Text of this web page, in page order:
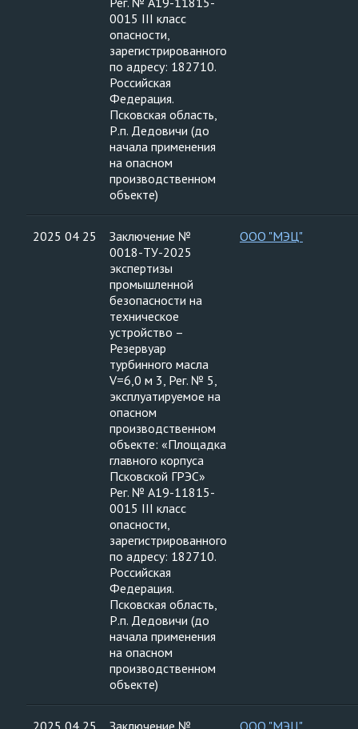
0015 III класс
опасности,
зарегистрированного
по адресу: 182710.
Российская
Федерация.
Псковская область,
Р.п. Дедовичи (до
начала применения
на опасном
производственном
объекте)
2025 04 25
Заключение №
0018-ТУ-2025
экспертизы
промышленной
безопасности на
техническое
устройство –
Резервуар
турбинного масла
V=6,0 м 3, Рег. № 5,
эксплуатируемое на
опасном
производственном
объекте: «Площадка
главного корпуса
Псковской ГРЭС»
Рег. № А19-11815-
0015 III класс
опасности,
зарегистрированного
по адресу: 182710.
Российская
Федерация.
Псковская область,
Р.п. Дедовичи (до
начала применения
на опасном
производственном
объекте)
ООО "МЭЦ"
2025 04 25 Заключение № ООО "МЭЦ"